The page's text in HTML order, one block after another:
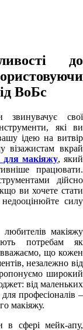
до
ВоБс
свої
які ви
ідею на витвір
візажистам вкрай
для макіяжу, який
працювати.
дійсно
ви хочете стати
силу
макіяжу
потребам як
вважаємо, що кожен
незалежно від
широкий
від маленьких
професіоналів –
макіяжу.
в сфері мейк-апу,